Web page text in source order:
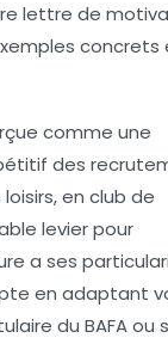
lettre de
concrets
comme une
des
en club de
levier pour
a ses
en adaptant
du BAFA ou